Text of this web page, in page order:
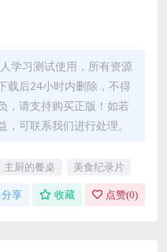
学习测试使用，所有资源
载后24小时内删除，不得
，请支持购买正版！如若
可联系我们进行处理。
主厨的餐桌 美食纪录片
分享 收藏 点赞(0)